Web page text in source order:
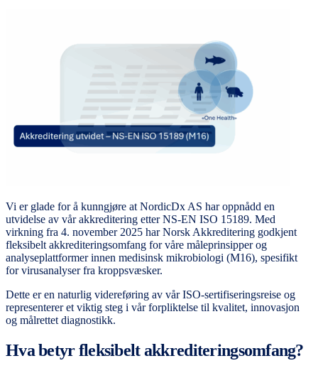
Vi er glade for å kunngjøre at NordicDx AS har oppnådd en
utvidelse av vår akkreditering etter NS-EN ISO 15189. Med
virkning fra 4. november 2025 har Norsk Akkreditering godkjent
fleksibelt akkrediteringsomfang for våre måleprinsipper og
analyseplattformer innen medisinsk mikrobiologi (M16), spesifikt
for virusanalyser fra kroppsvæsker.
Dette er en naturlig videreføring av vår ISO-sertifiseringsreise og
representerer et viktig steg i vår forpliktelse til kvalitet, innovasjon
og målrettet diagnostikk.
Hva betyr fleksibelt akkrediteringsomfang?